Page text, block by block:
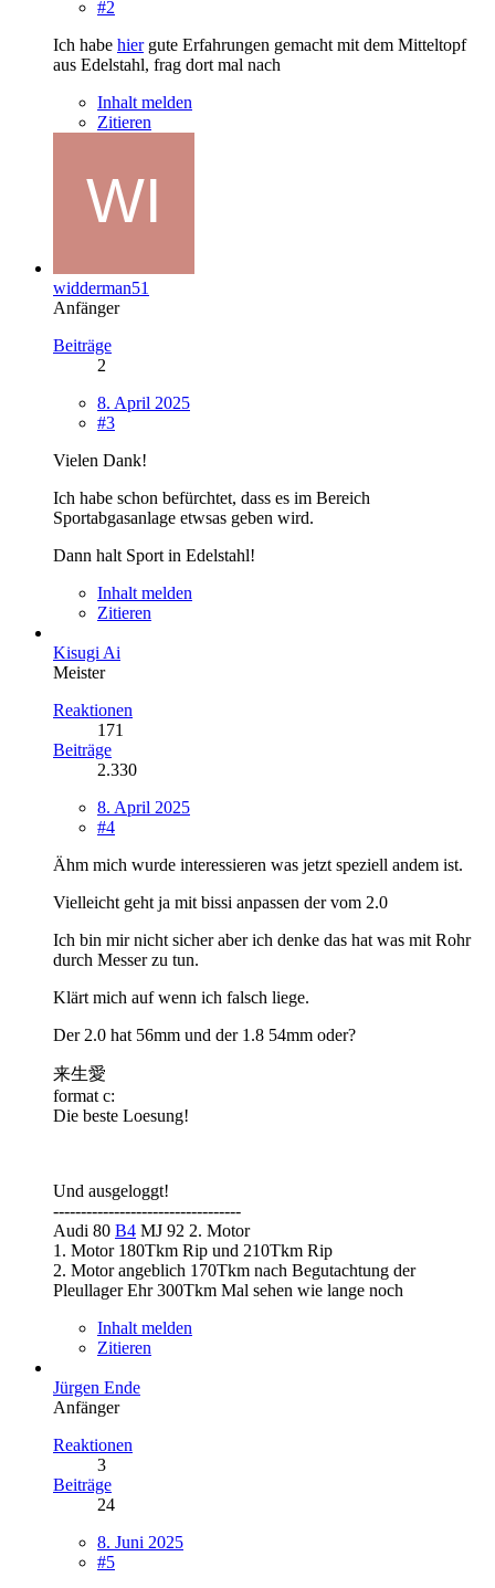
#2
Ich habe hiergute Erfahrungen gemacht mit dem Mitteltopf
aus Edelstahl, frag dort mal nach
Inhalt melden
Zitieren
widderman51
Anfänger
Beiträge
2
8. April 2025
#3
Vielen Dank!
Ich habe schon befürchtet, dass es im Bereich
Sportabgasanlage etwsas geben wird.
Dann halt Sport in Edelstahl!
Inhalt melden
Zitieren
Kisugi Ai
Meister
Reaktionen
171
Beiträge
2.330
8. April 2025
#4
Ähm mich wurde interessieren was jetzt speziell andem ist.
Vielleicht geht ja mit bissi anpassen der vom 2.0
Ich bin mir nicht sicher aber ich denke das hat was mit Rohr
durch Messer zu tun.
Klärt mich auf wenn ich falsch liege.
Der 2.0 hat 56mm und der 1.8 54mm oder?
来生愛
format c:
Die beste Loesung!
Und ausgeloggt!
----------------------------------
Audi 80 B4 MJ 92 2. Motor
1. Motor 180Tkm Rip und 210Tkm Rip
2. Motor angeblich 170Tkm nach Begutachtung der
Pleullager Ehr 300Tkm Mal sehen wie lange noch
Inhalt melden
Zitieren
Jürgen Ende
Anfänger
Reaktionen
3
Beiträge
24
8. Juni 2025
#5